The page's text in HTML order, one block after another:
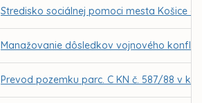
Stredisko sociálnej pomoci mesta Košice
Manažovanie dôsledkov vojnového
Prevod pozemku parc. C KN č. 587/88 v